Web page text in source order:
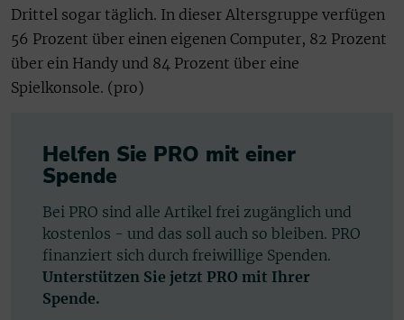
Drittel sogar täglich. In dieser Altersgruppe verfügen
56 Prozent über einen eigenen Computer, 82 Prozent
über ein Handy und 84 Prozent über eine
Spielkonsole. (pro)
Helfen Sie PRO mit einer
Spende
Bei PRO sind alle Artikel frei zugänglich und
kostenlos - und das soll auch so bleiben. PRO
finanziert sich durch freiwillige Spenden.
Unterstützen Sie jetzt PRO mit Ihrer
Spende.